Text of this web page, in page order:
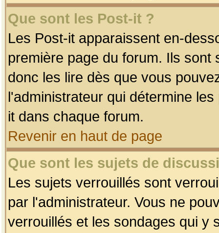
Que sont les Post-it ?
Les Post-it apparaissent en-
première page du forum. Ils
donc les lire dès que vous
l'administrateur qui détermine
it dans chaque forum.
Revenir en haut de page
Que sont les sujets de
Les sujets verrouillés sont
par l'administrateur. Vous ne
verrouillés et les sondages qui y